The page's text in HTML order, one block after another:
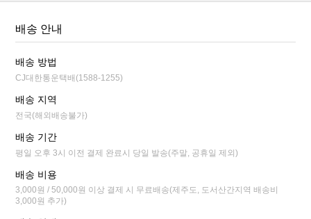
배송 안내
배송 방법
CJ대한통운택배(1588-1255)
배송 지역
전국(해외배송불가)
배송 기간
평일 오후 3시 이전 결제 완료시 당일 발송(주말, 공휴일 제외)
배송 비용
3,000원 / 50,000원 이상 결제 시 무료배송(제주도, 도서산간지역 배송비
3,000원 추가)